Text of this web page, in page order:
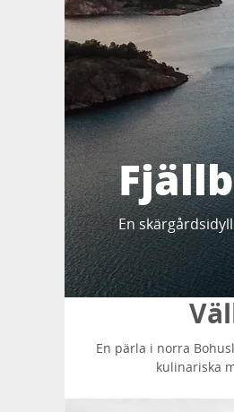
En
En pärla i norra
kulinariska